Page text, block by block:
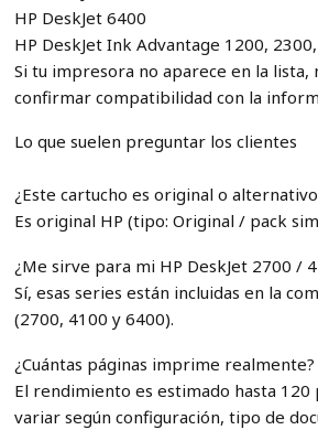
HP DeskJet 6400
HP DeskJet Ink Advantage 1200,
Si tu impresora no aparece en la lista,
confirmar compatibilidad con la
Lo que suelen preguntar los clientes
¿Este cartucho es original o
Es original HP (tipo: Original / pack
¿Me sirve para mi HP DeskJet 2700 /
Sí, esas series están incluidas en la
(2700, 4100 y 6400).
¿Cuántas páginas imprime realmente?
El rendimiento es estimado hasta 120
variar según configuración, tipo de